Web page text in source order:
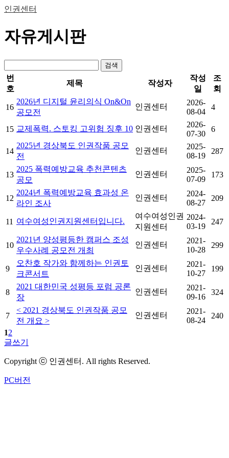
인권센터
자유게시판
검색
번
호
제목 작성자
작성
일
조
회
16
2026년 디지털 윤리의식 On&On
공모전
인권센터
2026-
08-04
4
15 교제폭력. 스토킹 고위험 징후 10 인권센터
2026-
07-30
6
14
2025년 경상북도 인권작품 공모
전
인권센터
2025-
08-19
287
13
2025 폭력예방교육 추천콘텐츠
공모
인권센터
2025-
07-09
173
12
2024년 폭력예방교육 효과성 온
라인 조사
인권센터
2024-
08-27
209
11 여수여성인권지원센터입니다.
여수여성인권
지원센터
2024-
03-19
247
10
2021년 양성평등한 캠퍼스 조성
우수사례 공모전 개최
인권센터
2021-
10-28
299
9
오찬호 작가와 함께하는 인권토
크콘서트
인권센터
2021-
10-27
199
8
2021 대한민국 성평등 포럼 공론
장
인권센터
2021-
09-16
324
7
< 2021 경상북도 인권작품 공모
전 개요 >
인권센터
2021-
08-24
240
12
글쓰기
Copyright ⓒ 인권센터. All rights Reserved.
PC버전